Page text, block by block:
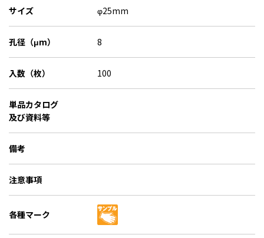
サイズ φ25mm
孔径（μm） 8
入数（枚） 100
単品カタログ
及び資料等
備考
注意事項
各種マーク